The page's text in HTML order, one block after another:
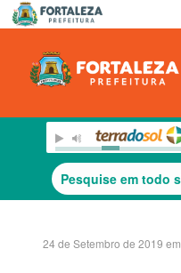
24 de Setembro de 2019 em